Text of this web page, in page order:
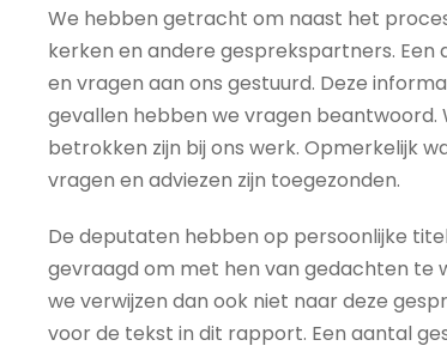
We hebben getracht om naast het
kerken en andere gesprekspartners.
en vragen aan ons gestuurd. Deze
gevallen hebben we vragen
betrokken zijn bij ons werk. Opmerkelijk
vragen en adviezen zijn toegezonden.
De deputaten hebben op persoonlijke
gevraagd om met hen van gedachten te
we verwijzen dan ook niet naar deze
voor de tekst in dit rapport. Een aantal